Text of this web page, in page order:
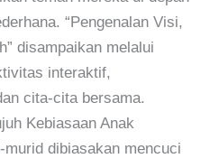
“Pengenalan Visi,
disampaikan melalui
interaktif,
cita-cita bersama.
Kebiasaan Anak
murid dibiasakan mencuci